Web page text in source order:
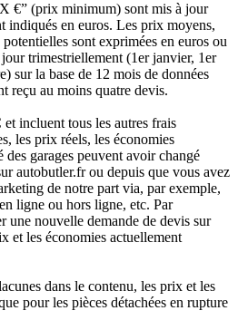
€” (prix minimum) sont mis à jour
indiqués en euros. Les prix moyens,
sont exprimées en euros ou
trimestriellement (1er janvier, 1er
sur la base de 12 mois de données
reçu au moins quatre devis.
incluent tous les autres frais
les prix réels, les économies
garages peuvent avoir changé
autobutler.fr ou depuis que vous avez
de notre part via, par exemple,
ligne ou hors ligne, etc. Par
une nouvelle demande de devis sur
et les économies actuellement
dans le contenu, les prix et les
pour les pièces détachées en rupture